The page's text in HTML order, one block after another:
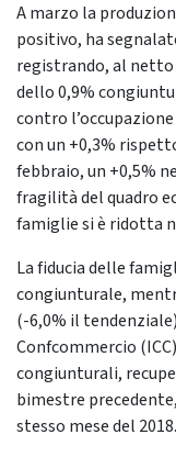
A marzo la
positivo, ha
registrando, al
dello 0,9%
contro
con un +0,3%
febbraio, un +0,5%
fragilità del quadro
famiglie si è ridotta
La fiducia delle
congiunturale,
(-6,0% il
Confcommercio
congiunturali,
bimestre
stesso mese del 2018.